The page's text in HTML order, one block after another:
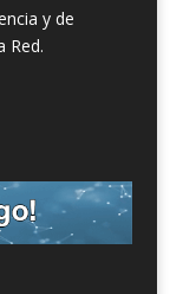
y de
Red.